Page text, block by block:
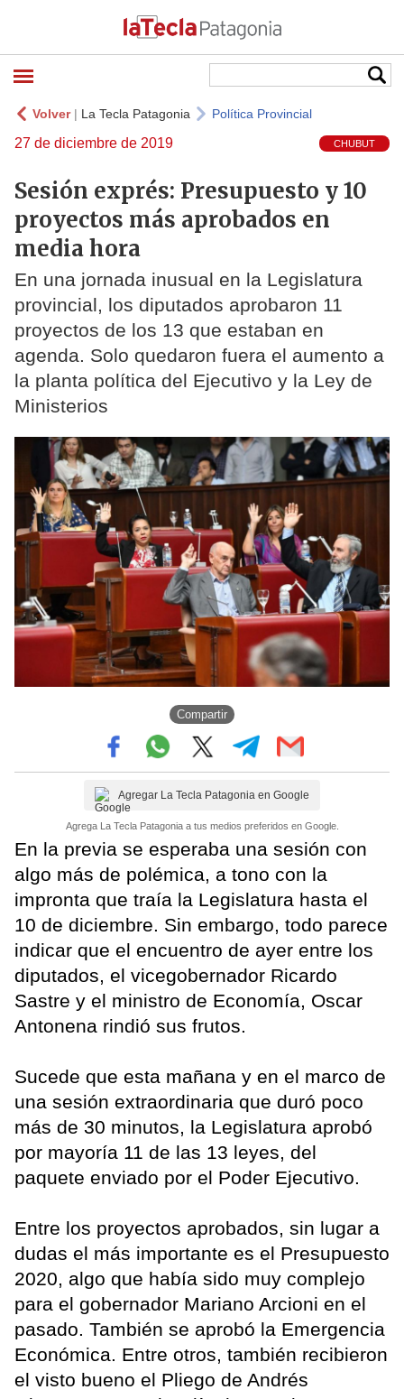
Volver| La Tecla Patagonia Política Provincial
27 de diciembre de 2019 CHUBUT
Sesión exprés: Presupuesto y 10
proyectos más aprobados en
media hora
En una jornada inusual en la Legislatura
provincial, los diputados aprobaron 11
proyectos de los 13 que estaban en
agenda. Solo quedaron fuera el aumento a
la planta política del Ejecutivo y la Ley de
Ministerios
Compartir
Agregar La Tecla Patagonia en Google
Agrega La Tecla Patagonia a tus medios preferidos en Google.
En la previa se esperaba una sesión con
algo más de polémica, a tono con la
impronta que traía la Legislatura hasta el
10 de diciembre. Sin embargo, todo parece
indicar que el encuentro de ayer entre los
diputados, el vicegobernador Ricardo
Sastre y el ministro de Economía, Oscar
Antonena rindió sus frutos.
Sucede que esta mañana y en el marco de
una sesión extraordinaria que duró poco
más de 30 minutos, la Legislatura aprobó
por mayoría 11 de las 13 leyes, del
paquete enviado por el Poder Ejecutivo.
Entre los proyectos aprobados, sin lugar a
dudas el más importante es el Presupuesto
2020, algo que había sido muy complejo
para el gobernador Mariano Arcioni en el
pasado. También se aprobó la Emergencia
Económica. Entre otros, también recibieron
el visto bueno el Pliego de Andrés